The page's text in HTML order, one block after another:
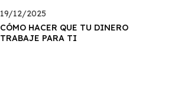
19/12/2025
CÓMO HACER QUE TU DINERO
TRABAJE PARA TI